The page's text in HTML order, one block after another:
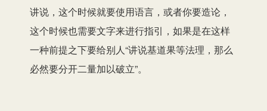
讲说，这个时候就要使用语言，或者你要造论，
这个时候也需要文字来进行指引，如果是在这样
一种前提之下要给别人“讲说基道果等法理 ， 那么
必然要分开二量加以破立”。